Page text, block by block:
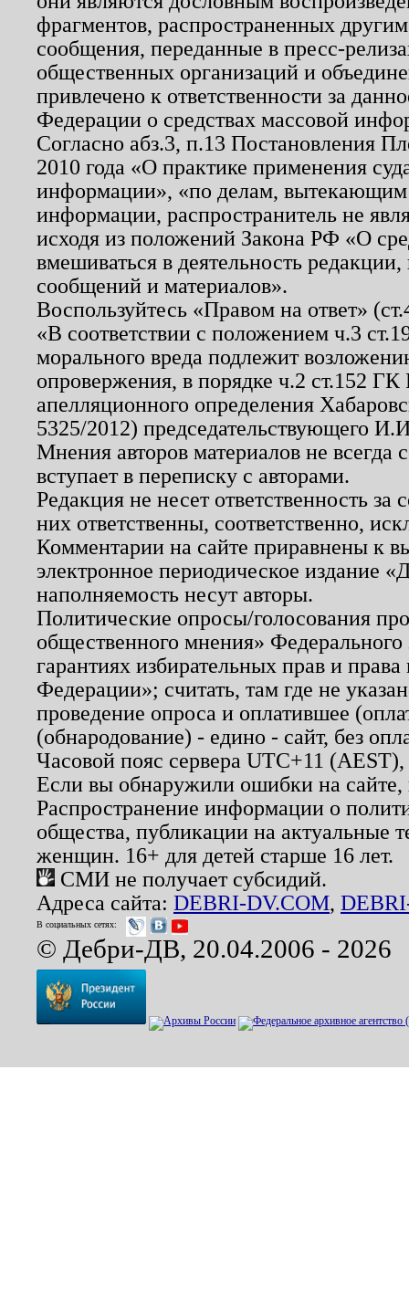
фрагментов, распространенных
сообщения, переданные в пресс-
общественных организаций и
привлечено к ответственности за
Федерации о средствах массовой
Согласно абз.3, п.13 Постановления
2010 года «О практике применения
информации», «по делам, вытекающим
информации, распространитель не
исходя из положений Закона РФ «О
вмешиваться в деятельность
сообщений и материалов».
Воспользуйтесь «Правом на ответ»
«В соответствии с положением ч.3
морального вреда подлежит
опровержения, в порядке ч.2 ст.152
апелляционного определения
5325/2012) председательствующего
Мнения авторов материалов не
вступает в переписку с авторами.
Редакция не несет ответственность
них ответственны, соответственно,
Комментарии на сайте приравнены к
электронное периодическое издание
наполняемость несут авторы.
Политические опросы/голосования
общественного мнения»
гарантиях избирательных прав и
Федерации»; считать, там где не
проведение опроса и оплатившее
(обнародование) - едино - сайт, без
Часовой пояс сервера UTC+11
Если вы обнаружили ошибки на
Распространение информации о
общества, публикации на актуальные
женщин. 16+ для детей старше 16 лет.
СМИ не получает субсидий.
Адреса сайта: DEBRI-DV.COM,
В социальных сетях:
© Дебри-ДВ, 20.04.2006 - 2026